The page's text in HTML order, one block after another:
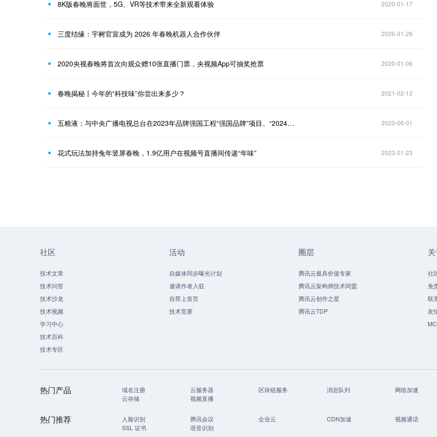
8K版春晚将面世，5G、VR等技术带来全新观看体验 2020-01-17
三度结缘：宇树官宣成为 2026 年春晚机器人合作伙伴 2026-01-26
2020央视春晚将首次向观众赠10张直播门票，央视频App可抽奖抢票 2020-01-06
春晚揭秘丨今年的“科技味”你尝出来多少？ 2021-02-12
五粮液：与中央广播电视总台在2023年品牌强国工程“强国品牌”项目、“2024年春节联欢晚会”和美好礼独家互动合作伙伴项目开展合 2023-06-01
花式玩法加持兔年竖屏春晚，1.9亿用户在视频号直播间传递“年味” 2023-01-23
社区
技术文章
技术问答
技术沙龙
技术视频
学习中心
技术百科
技术专区
活动
自媒体同步曝光计划
邀请作者入驻
自荐上首页
技术竞赛
圈层
腾讯云最具价值专家
腾讯云架构师技术同盟
腾讯云创作之星
腾讯云TDP
社
免
联
友
热门产品 域名注册 云服务器 区块链服务 消息队列
网络加速
云存储
视频直播
热门推荐 人脸识别 腾讯会议 企业云 CDN加速
视频通话
SSL 证书
语音识别